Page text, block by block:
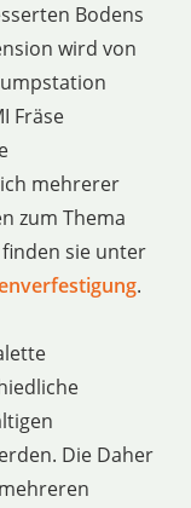
Bodens
wird von
Fräse
mehrerer
zum Thema
sie unter
.
Die Daher